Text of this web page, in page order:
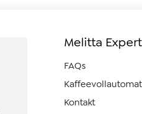
Melitta
FAQs
Kontakt